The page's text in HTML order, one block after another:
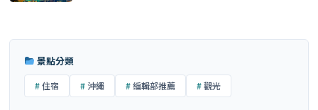
景點分類
住宿 沖繩 編輯部推薦 觀光